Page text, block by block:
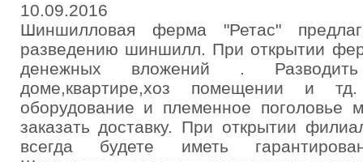
10.09.2016
Шиншилловая ферма "Ретас"
разведению шиншилл. При открытии
денежных вложений .
доме,квартире,хоз помещении и
оборудование и племенное поголовье
заказать доставку. При открытии
всегда будете иметь